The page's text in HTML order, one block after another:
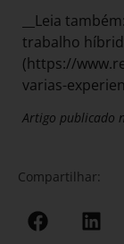
__Leia
trabalho
(https://
varias-
Artigo publicado
Compartilhar: